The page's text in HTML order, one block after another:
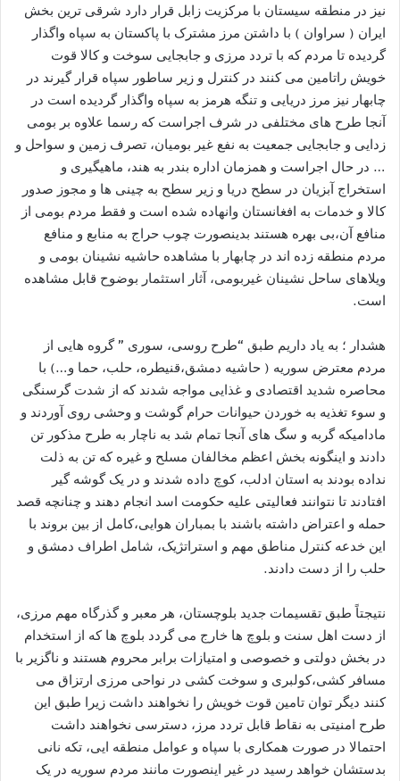
نیز در منطقه سیستان با مرکزیت زابل قرار دارد شرقی ترین بخش
ایران ( سراوان ) با داشتن مرز مشترک با پاکستان به سپاه واگذار
گردیده تا مردم که با تردد مرزی و جابجایی سوخت و کالا قوت
خویش راتامین می کنند در کنترل و زیر ساطور سپاه قرار گیرند در
چابهار نیز مرز دریایی و تنگه هرمز به سپاه واگذار گردیده است در
آنجا طرح های مختلفی در شرف اجراست که رسما علاوه بر بومی
زدایی و جابجایی جمعیت به نفع غیر بومیان، تصرف زمین و سواحل و
… در حال اجراست و همزمان اداره بندر به هند، ماهیگیری و
استخراج آبزیان در سطح دریا و زیر سطح به چینی ها و مجوز صدور
کالا و خدمات به افغانستان وانهاده شده است و فقط مردم بومی از
منافع آن،بی بهره هستند بدینصورت چوب حراج به منابع و منافع
مردم منطقه زده اند در چابهار با مشاهده حاشیه نشینان بومی و
ویلاهای ساحل نشینان غیربومی، آثار استثمار بوضوح قابل مشاهده
است.
هشدار ؛ به یاد داریم طبق “طرح روسی، سوری ” گروه هایی از
مردم معترض سوریه ( حاشیه دمشق،قنیطره، حلب، حما و…) با
محاصره شدید اقتصادی و غذایی مواجه شدند که از شدت گرسنگی
و سوء تغذیه به خوردن حیوانات حرام گوشت و وحشی روی آوردند و
مادامیکه گربه و سگ های آنجا تمام شد به ناچار به طرح مذکور تن
دادند و اینگونه بخش اعظم مخالفان مسلح و غیره که تن به ذلت
نداده بودند به استان ادلب، کوچ داده شدند و در یک گوشه گیر
افتادند تا نتوانند فعالیتی علیه حکومت اسد انجام دهند و چنانچه قصد
حمله و اعتراض داشته باشند با بمباران هوایی،کامل از بین بروند با
این خدعه کنترل مناطق مهم و استراتژیک، شامل اطراف دمشق و
حلب را از دست دادند.
نتیجتاً طبق تقسیمات جدید بلوچستان، هر معبر و گذرگاه مهم مرزی،
از دست اهل سنت و بلوچ ها خارج می گردد بلوچ ها که از استخدام
در بخش دولتی و خصوصی و امتیازات برابر محروم هستند و ناگزیر با
مسافر کشی،کولبری و سوخت کشی در نواحی مرزی ارتزاق می
کنند دیگر توان تامین قوت خویش را نخواهند داشت زیرا طبق این
طرح امنیتی به نقاط قابل تردد مرز، دسترسی نخواهند داشت
احتمالا در صورت همکاری با سپاه و عوامل منطقه ایی، تکه نانی
بدستشان خواهد رسید در غیر اینصورت مانند مردم سوریه در یک